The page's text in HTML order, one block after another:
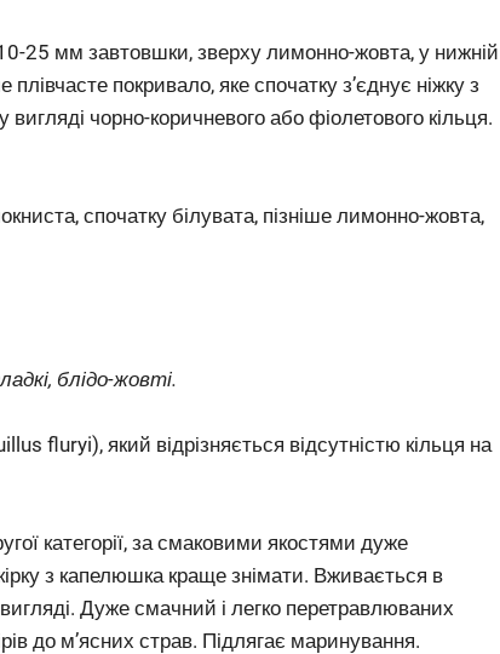
25 мм завтовшки, зверху лимонно-жовта, у нижній
покривало, яке спочатку з’єднує ніжку з
чорно-коричневого або фіолетового кільця.
спочатку білувата, пізніше лимонно-жовта,
блідо-жовті.
fluryi), який відрізняється відсутністю кільця на
категорії, за смаковими якостями дуже
з капелюшка краще знімати. Вживається в
Дуже смачний і легко перетравлюваних
до м’ясних страв. Підлягає маринування.